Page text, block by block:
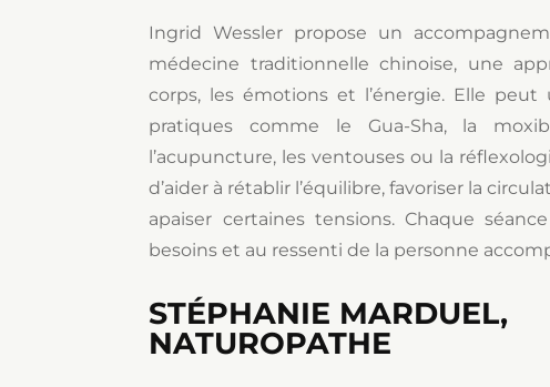
Ingrid Wessler propose un
médecine traditionnelle chinoise, une
corps, les émotions et l’énergie. Elle peut
pratiques comme le Gua-Sha, la
l’acupuncture, les ventouses ou la
d’aider à rétablir l’équilibre, favoriser la
apaiser certaines tensions. Chaque
besoins et au ressenti de la personne
STÉPHANIE MARDUEL,
NATUROPATHE